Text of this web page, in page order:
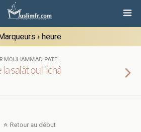
› heure
MOUHAMMAD PATEL
salât oul ‘ichâ
Retour au début